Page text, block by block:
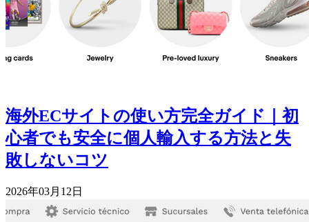
海外ECサイトの使い方完全ガイド｜初
心者でも安全に個人輸入する方法と失
敗しないコツ
2026年03月12日